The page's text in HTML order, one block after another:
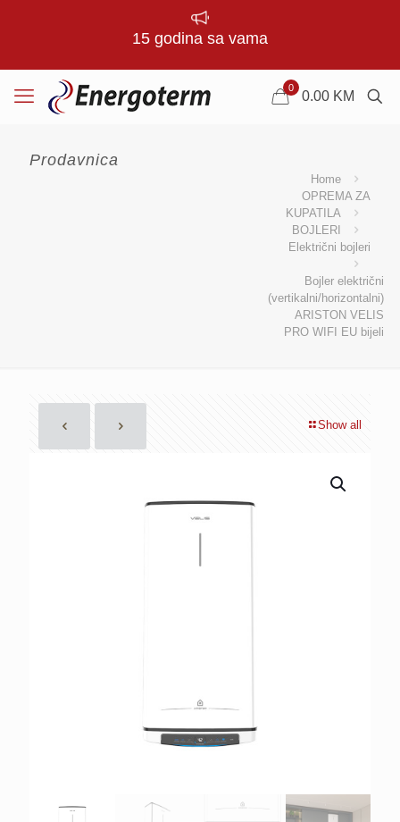
15 godina sa vama
0
0.00 KM
Prodavnica
Home
OPREMA ZA
KUPATILA
BOJLERI
Električni bojleri
Bojler električni
(vertikalni/horizontalni)
ARISTON VELIS
PRO WIFI EU bijeli
Show all